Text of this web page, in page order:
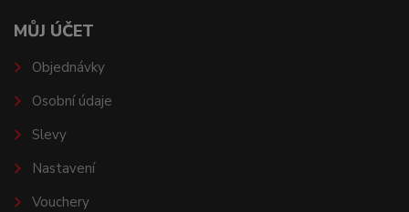
MŮJ ÚČET
Objednávky
Osobní údaje
Slevy
Nastavení
Vouchery